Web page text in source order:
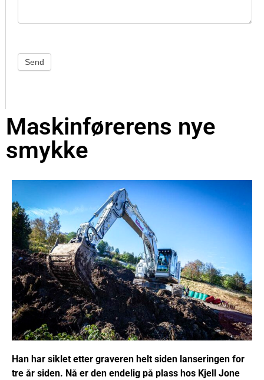
Maskinførerens nye
smykke
Han har siklet etter graveren helt siden lanseringen for
tre år siden. Nå er den endelig på plass hos Kjell Jone
Send